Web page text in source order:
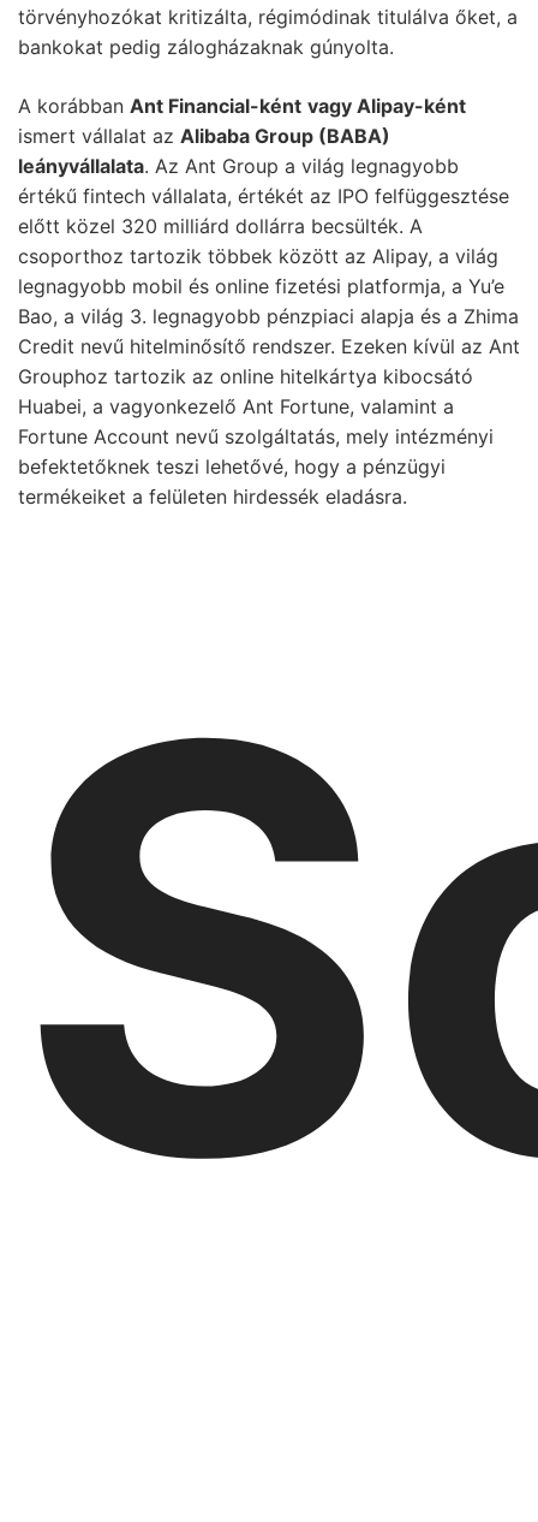
törvényhozókat kritizálta, régimódinak titulálva őket, a
bankokat pedig zálogházaknak gúnyolta.
A korábban Ant Financial-ként vagy Alipay-ként
ismert vállalat az Alibaba Group (BABA)
leányvállalata. Az Ant Group a világ legnagyobb
értékű fintech vállalata, értékét az IPO felfüggesztése
előtt közel 320 milliárd dollárra becsülték. A
csoporthoz tartozik többek között az Alipay, a világ
legnagyobb mobil és online fizetési platformja, a Yu’e
Bao, a világ 3. legnagyobb pénzpiaci alapja és a Zhima
Credit nevű hitelminősítő rendszer. Ezeken kívül az Ant
Grouphoz tartozik az online hitelkártya kibocsátó
Huabei, a vagyonkezelő Ant Fortune, valamint a
Fortune Account nevű szolgáltatás, mely intézményi
befektetőknek teszi lehetővé, hogy a pénzügyi
termékeiket a felületen hirdessék eladásra.